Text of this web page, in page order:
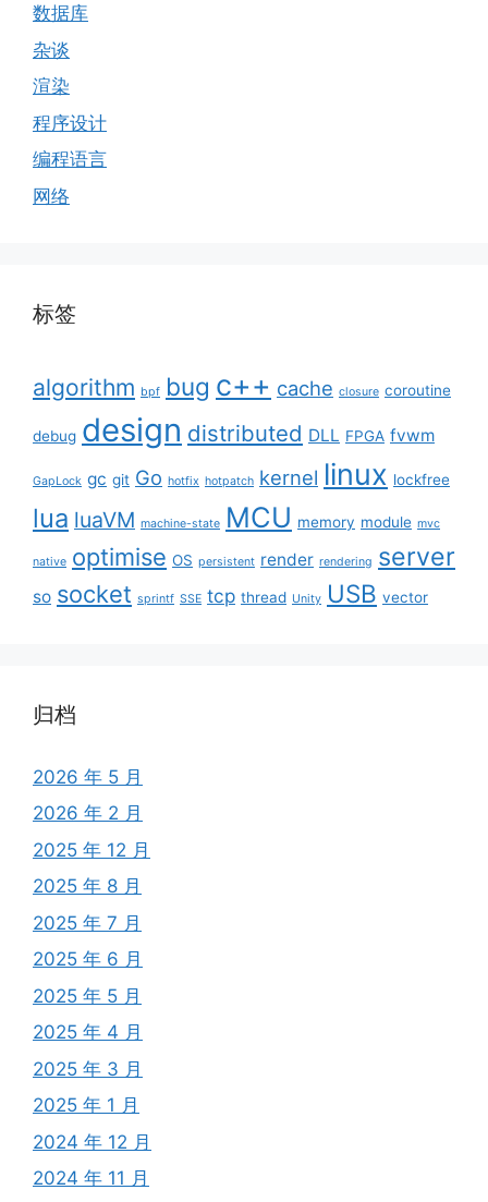
数据库
杂谈
渲染
程序设计
编程语言
网络
标签
algorithm bpf bug c++ cache closure coroutine
debug design distributed DLL FPGA fvwm
GapLock gc git Go hotfix hotpatch kernel linux lockfree
lua luaVM machine-state MCU memory module mvc
native optimise OS persistent render rendering server
so socket sprintf SSE tcp thread Unity USB vector
归档
2026 年 5 月
2026 年 2 月
2025 年 12 月
2025 年 8 月
2025 年 7 月
2025 年 6 月
2025 年 5 月
2025 年 4 月
2025 年 3 月
2025 年 1 月
2024 年 12 月
2024 年 11 月